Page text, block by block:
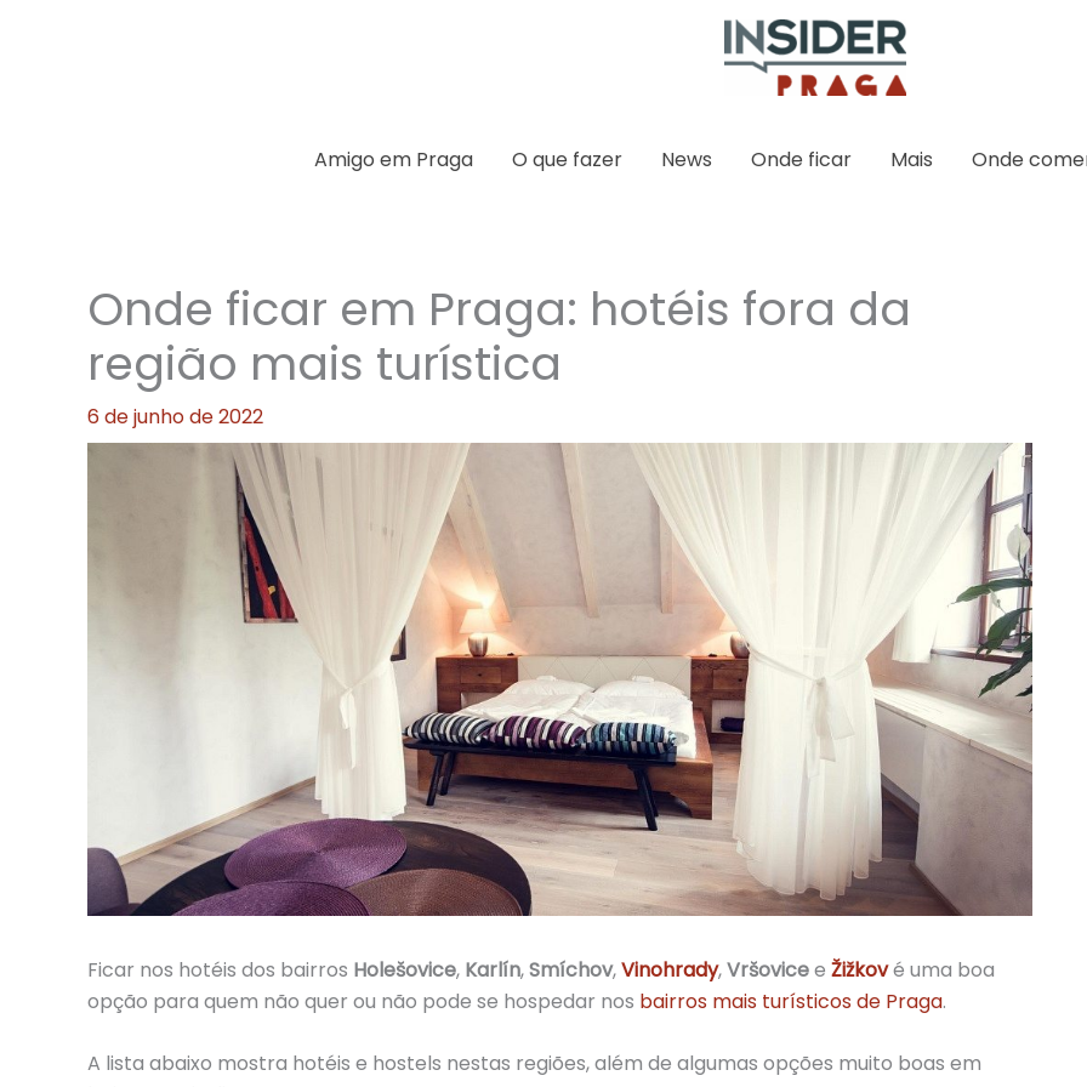
Amigo em Praga
O que fazer News Onde ficar Mais Onde
Onde ficar em Praga: hotéis fora da
região mais turística
6 de junho de 2022
Ficar nos hotéis dos bairros Holešovice, Karlín,Smíchov,Vinohrady,Vršovicee Žižkové uma boa
opção para quem não quer ou não pode se hospedar nos bairros mais turísticos de Praga.
A lista abaixo mostra hotéis e hostels nestas regiões, além de algumas opções muito boas em